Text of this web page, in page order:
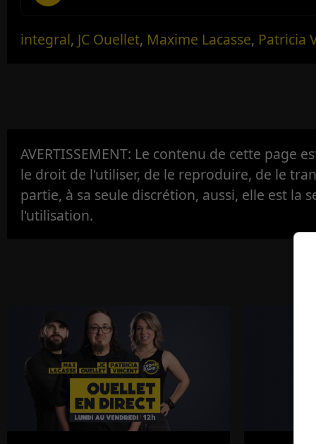
integral, JC Ouellet, Maxime Lacasse, Patricia
AVERTISSEMENT: Le contenu de cette page
le droit de l'utiliser, de le reproduire, de le
partie, à sa seule discrétion, aussi, elle est la
l'utilisation.